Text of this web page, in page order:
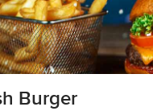
Burger